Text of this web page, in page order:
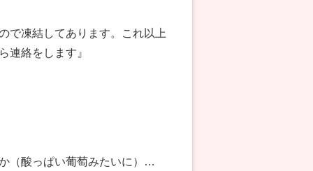
で凍結してあります。これ以上
連絡をします』
（酸っぱい葡萄みたいに）…